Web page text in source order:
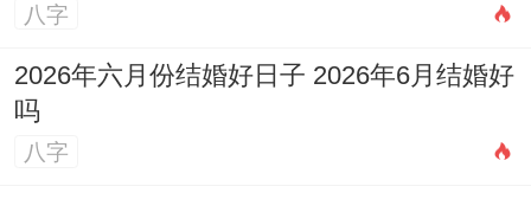
八字
2026年六月份结婚好日子 2026年6月结婚好
吗
八字